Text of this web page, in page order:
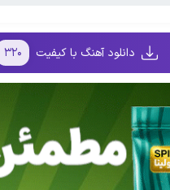
دانلود آهنگ با کیفیت ۳۲۰